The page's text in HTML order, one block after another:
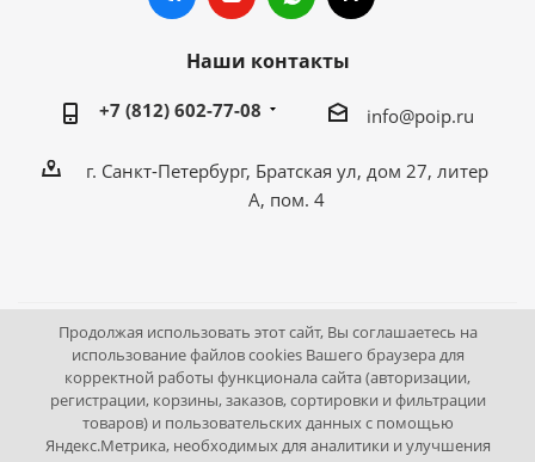
Наши контакты
+7 (812) 602-77-08 info@poip.ru
г. Санкт-Петербург, Братская ул, дом 27, литер
А, пом. 4
2009 - 2026 © Промышленное оборудование Интернет
портал.
195043, г. Санкт-Петербург, Братская ул, дом 27, литер А,
пом. 4
Продолжая использовать этот сайт, Вы соглашаетесь на
использование файлов cookies Вашего браузера для
корректной работы функционала сайта (авторизации,
регистрации, корзины, заказов, сортировки и фильтрации
товаров) и пользовательских данных с помощью
Яндекс.Метрика, необходимых для аналитики и улучшения